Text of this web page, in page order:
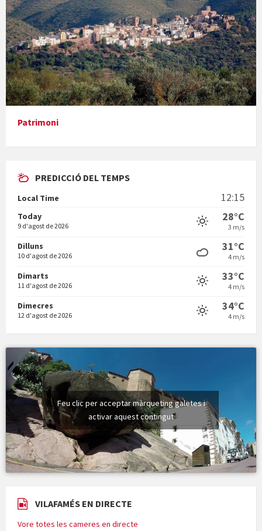
Presentació del llibre &quot;La mare&quot;, d'Emma Zafon
En Bum
Vermuts a la Font. Hit parit
Patrimoni
PREDICCIÓ DEL TEMPS
Local Time 12:15
Today
9 d'agost de 2026
28°C
3 m/s
Dilluns
10 d'agost de 2026
31°C
4 m/s
Dimarts
11 d'agost de 2026
33°C
4 m/s
Dimecres
12 d'agost de 2026
34°C
4 m/s
Feu clic per acceptar màrqueting galetes i
activar aquest contingut
VILAFAMÉS EN DIRECTE
Vore totes les cameres en directe